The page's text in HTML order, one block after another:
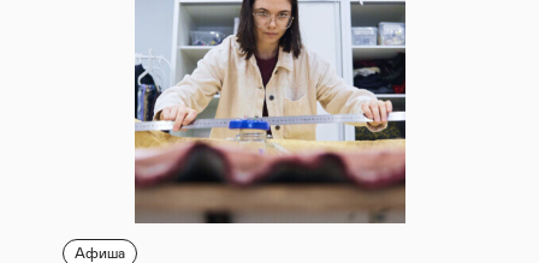
Афиша